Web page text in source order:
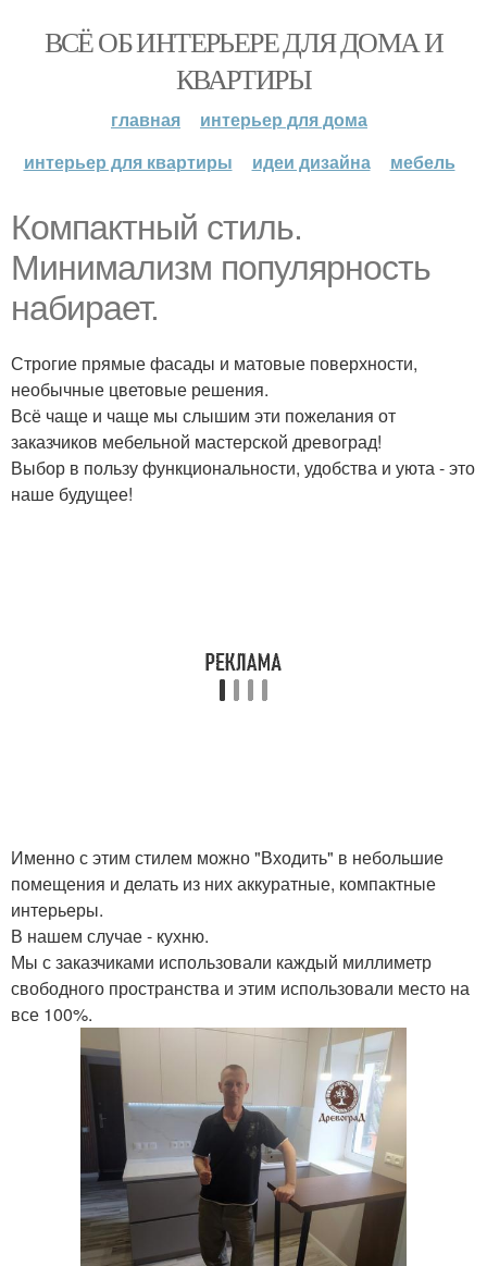
ВСЁ ОБ ИНТЕРЬЕРЕ ДЛЯ ДОМА И
КВАРТИРЫ
главная
интерьер для дома
интерьер для квартиры
идеи дизайна мебель
Компактный стиль.
Минимализм популярность
набирает.
Строгие прямые фасады и матовые поверхности,
необычные цветовые решения.
Всё чаще и чаще мы слышим эти пожелания от
заказчиков мебельной мастерской древоград!
Выбор в пользу функциональности, удобства и уюта - это
наше будущее!
Именно с этим стилем можно "Входить" в небольшие
помещения и делать из них аккуратные, компактные
интерьеры.
В нашем случае - кухню.
Мы с заказчиками использовали каждый миллиметр
свободного пространства и этим использовали место на
все 100%.